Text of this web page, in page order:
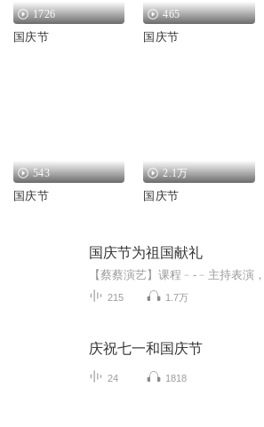
1726
国庆节
465
国庆节
543
国庆节
2.1万
国庆节
国庆节为祖国献礼
215 1.7万
庆祝七一和国庆节
24 1818